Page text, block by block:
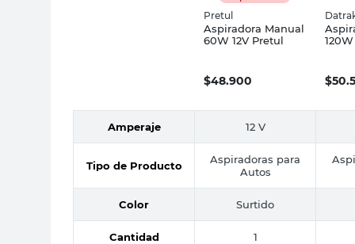
Pretul
Aspiradora Manual
60W 12V Pretul
$48.900 $
Amperaje 12 V
Tipo de Producto
Aspiradoras para
Autos
Color Surtido
Cantidad 1